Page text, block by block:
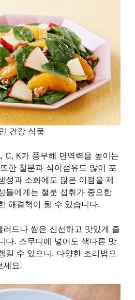
건강 식품
C, K가 풍부해 면역력을 높이는
한 철분과 식이섬유도 많이 포
성과 소화에도 많은 이점을 제
들에게는 철분 섭취가 중요한
해결책이 될 수 있습니다.
러드나 쌈은 신선하고 맛있게 즐
다. 스무디에 넣어도 색다른 맛
길 수 있으니, 다양한 조리법으
세요.